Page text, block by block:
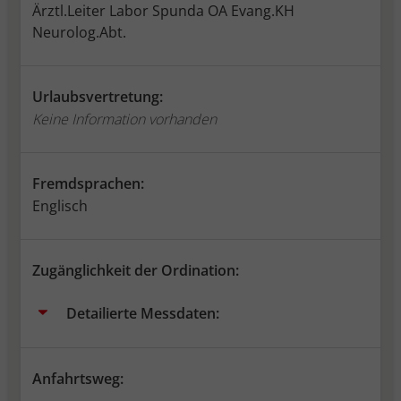
Ärztl.Leiter Labor Spunda OA Evang.KH
Neurolog.Abt.
Urlaubsvertretung:
Keine Information vorhanden
Fremdsprachen:
Englisch
Zugänglichkeit der Ordination:
Detailierte Messdaten:
Anfahrtsweg: